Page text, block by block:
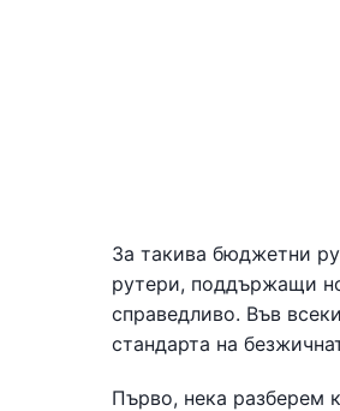
За такива бюджетни
рутери, поддържащи
справедливо. Във
стандарта на
Първо, нека разберем